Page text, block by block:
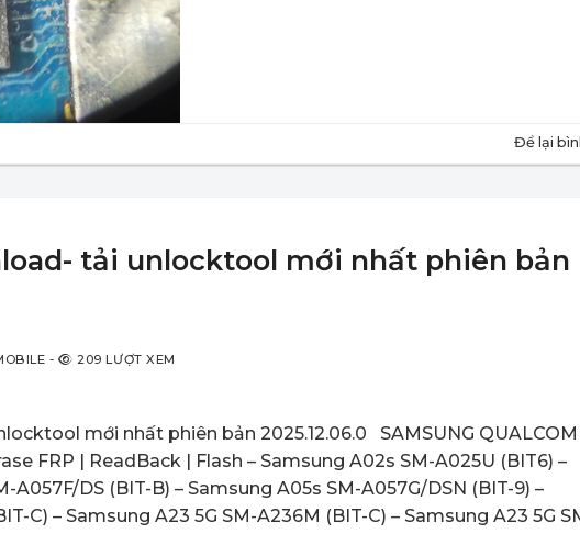
Để lại
tải unlocktool mới nhất phiên bản
- 209 LƯỢT XEM
mới nhất phiên bản 2025.12.06.0 SAMSUNG
FRP | ReadBack | Flash – Samsung A02s SM-A025U (BIT6) –
A057F/DS (BIT-B) – Samsung A05s SM-A057G/DSN (BIT-9) –
C) – Samsung A23 5G SM-A236M (BIT-C) – Samsung A23 5G